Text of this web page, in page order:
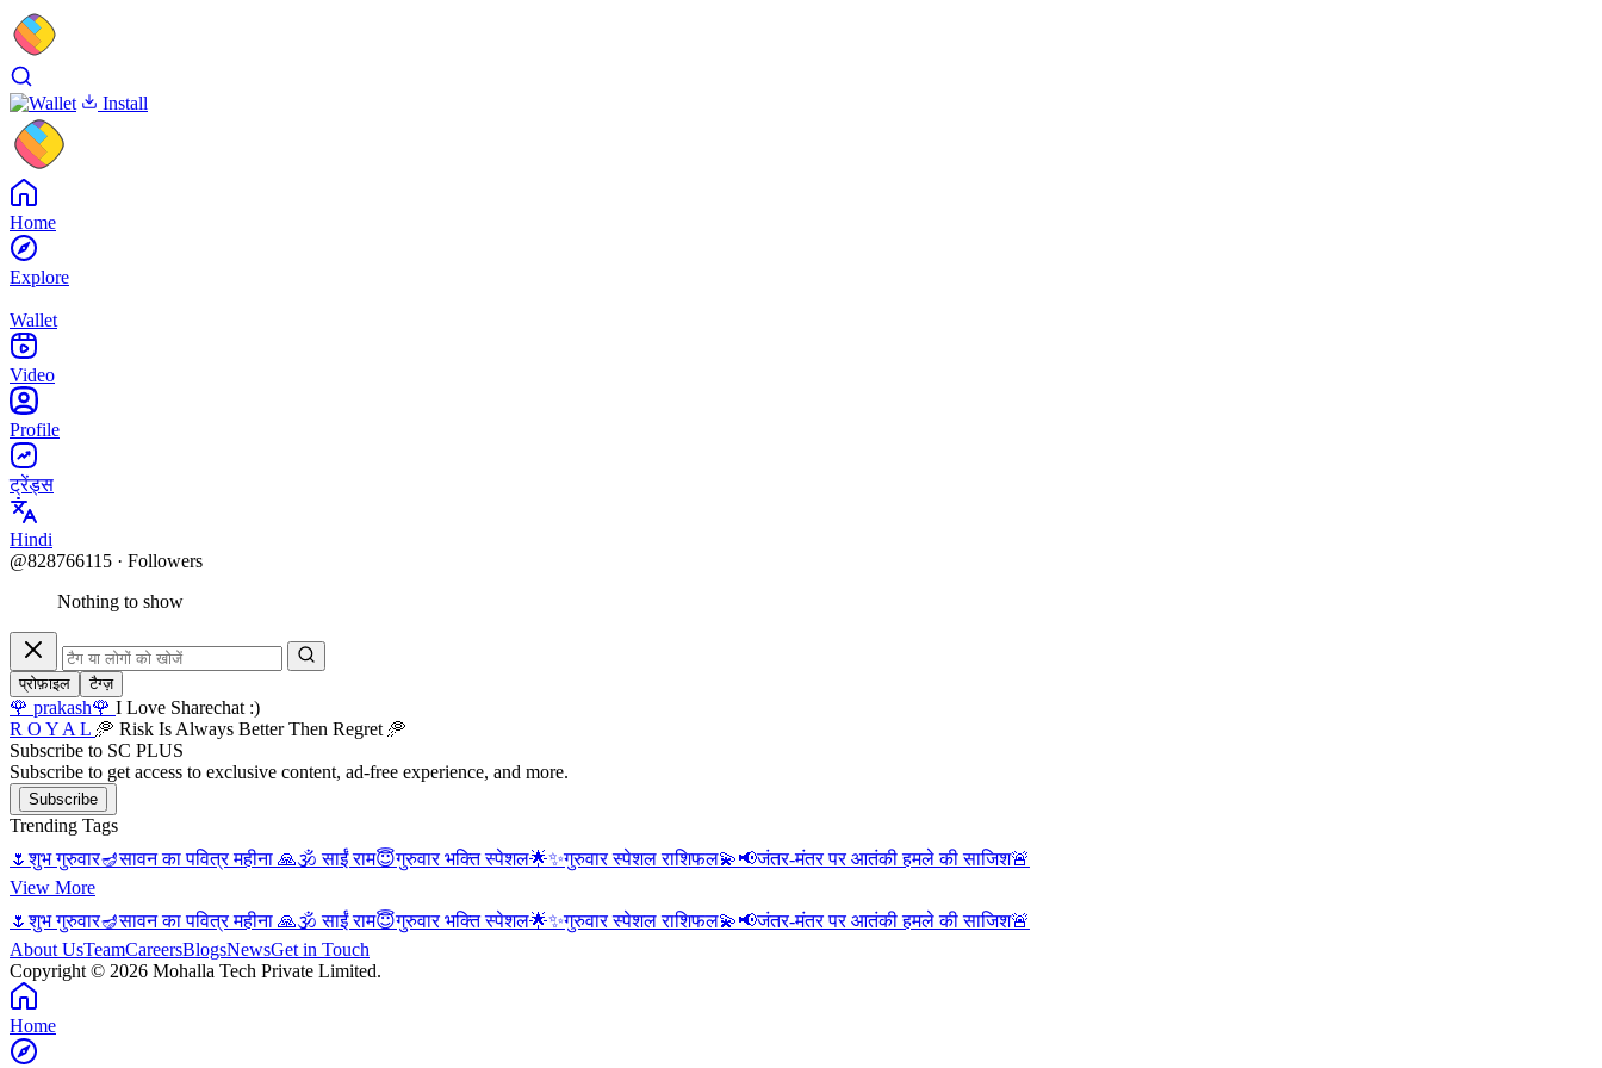
Install
Home
Explore
Wallet
Video
Profile
ट्रेंड्स
Hindi
@828766115 · Followers
Nothing to show
प्रोफ़ाइल टैग्ज़
🌹 prakash🌹 I Love Sharechat :)
R O Y A L 🥏 Risk Is Always Better Then Regret 🥏
Subscribe to SC PLUS
Subscribe to get access to exclusive content, ad-free experience, and more.
Subscribe
Trending Tags
🌷शुभ गुरुवार🪔सावन का पवित्र महीना 🙏🕉 साईं राम😇गुरुवार भक्ति स्पेशल🌟✨गुरुवार स्पेशल राशिफल💫📢जंतर-मंतर पर आतंकी हमले की साजिश🚨
View More
🌷शुभ गुरुवार🪔सावन का पवित्र महीना 🙏🕉 साईं राम😇गुरुवार भक्ति स्पेशल🌟✨गुरुवार स्पेशल राशिफल💫📢जंतर-मंतर पर आतंकी हमले की साजिश🚨
About UsTeamCareersBlogsNewsGet in Touch
Copyright © 2026 Mohalla Tech Private Limited.
Home